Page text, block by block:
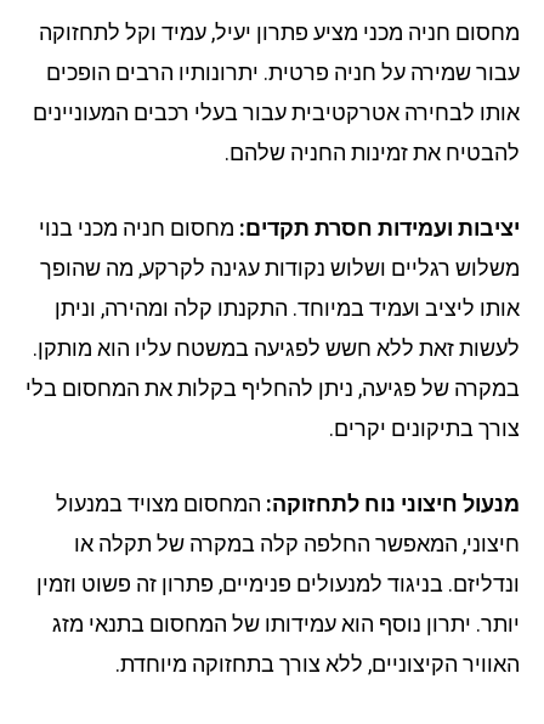
חניה מכני מציע פתרון יעיל, עמיד וקל לתחזוקה
שמירה על חניה פרטית. יתרונותיו הרבים הופכים
לבחירה אטרקטיבית עבור בעלי רכבים המעוניינים
את זמינות החניה שלהם.
ועמידות חסרת תקדים:מחסום חניה מכני בנוי
רגליים ושלוש נקודות עגינה לקרקע, מה שהופך
ליציב ועמיד במיוחד. התקנתו קלה ומהירה, וניתן
זאת ללא חשש לפגיעה במשטח עליו הוא מותקן.
של פגיעה, ניתן להחליף בקלות את המחסום בלי
בתיקונים יקרים.
חיצוני נוח לתחזוקה:המחסום מצויד במנעול
המאפשר החלפה קלה במקרה של תקלה או
בניגוד למנעולים פנימיים, פתרון זה פשוט וזמין
יתרון נוסף הוא עמידותו של המחסום בתנאי מזג
הקיצוניים, ללא צורך בתחזוקה מיוחדת.